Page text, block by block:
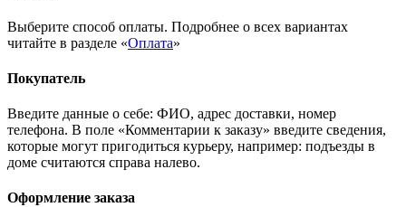
Выберите способ оплаты. Подробнее о всех вариантах
читайте в разделе «Оплата»
Покупатель
Введите данные о себе: ФИО, адрес доставки, номер
телефона. В поле «Комментарии к заказу» введите сведения,
которые могут пригодиться курьеру, например: подъезды в
доме считаются справа налево.
Оформление заказа